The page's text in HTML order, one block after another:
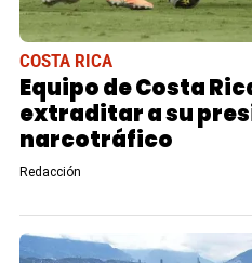
COSTA RICA
Equipo de Costa
extraditar a su
narcotráfico
Redacción